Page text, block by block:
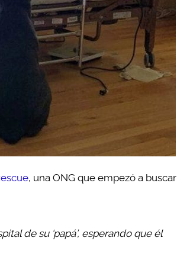
, una ONG que empezó a buscar
de su ‘papá’, esperando que él